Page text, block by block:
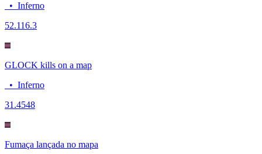
• Inferno
52.116.3
GLOCK kills on a map
• Inferno
31.4548
Fumaça lançada no mapa